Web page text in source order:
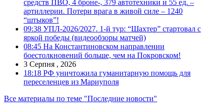
средств ПВО, 4 броне-, 379 автотехники и 55 ед. –
артиллерии. Потери врага в живой силе – 1240
“штыков”!
09:38 УПЛ-2026/2027. 1-й тур: “Шахтер” стартовал с
яркой победы (видеообзоры матчей)
08:45 На Константиновском направлении
боестолкновений больше, чем на Покровском!
3 Серпня , 2026
18:18 РФ уничтожила гуманитарную помощь для
переселенцев из Мариуполя
Все материалы по теме "Последние новости"